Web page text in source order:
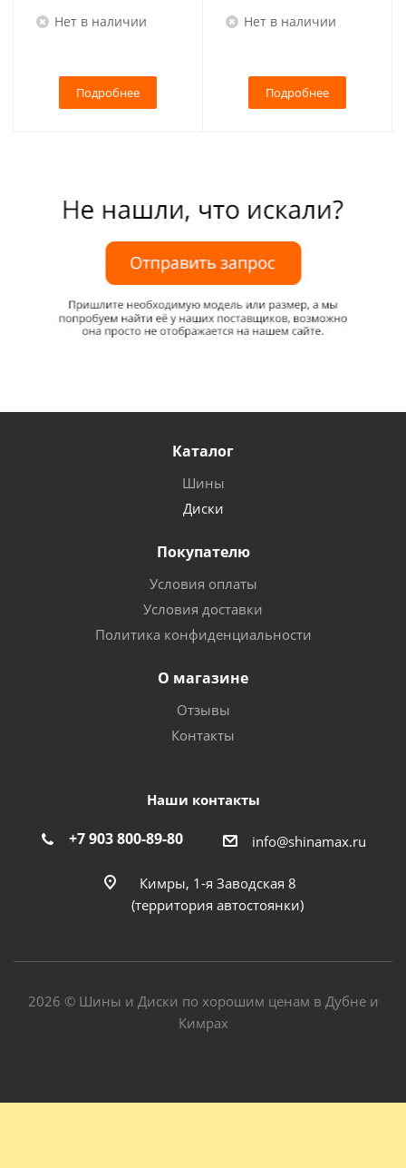
Нет в наличии
Подробнее
Нет в наличии
Подробнее
Каталог
Шины
Диски
Покупателю
Условия оплаты
Условия доставки
Политика конфиденциальности
О магазине
Отзывы
Контакты
Наши контакты
+7 903 800-89-80 info@shinamax.ru
Кимры, 1-я Заводская 8
(территория автостоянки)
2026 © Шины и Диски по хорошим ценам в Дубне и
Кимрах